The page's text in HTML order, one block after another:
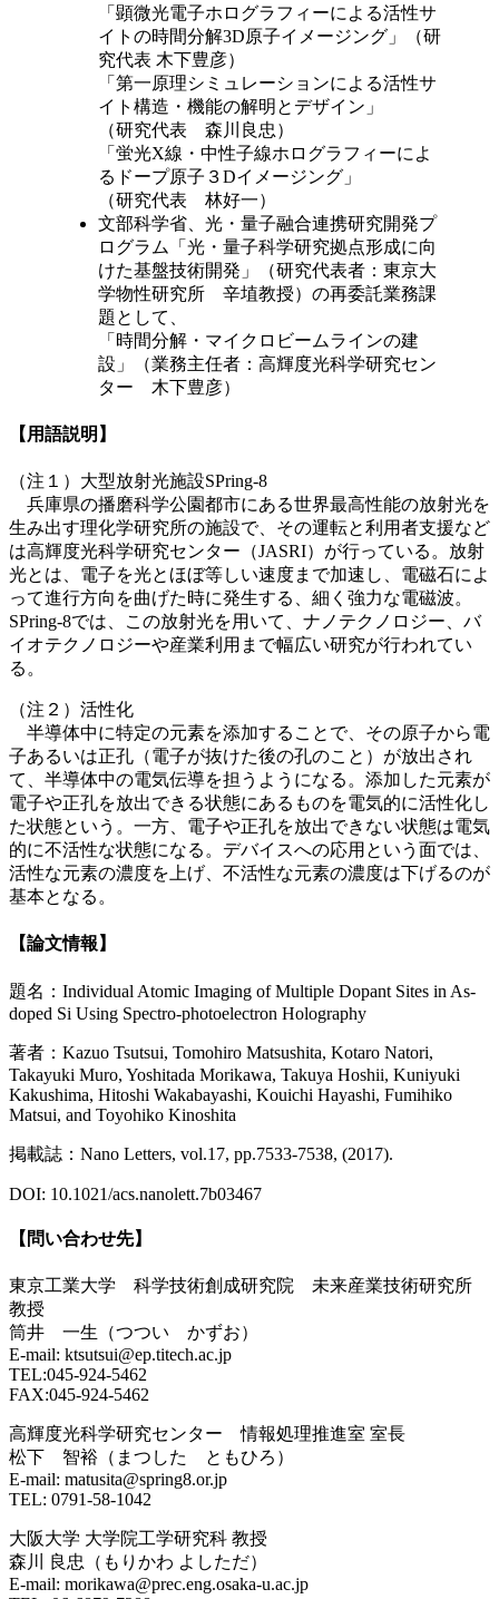
「顕微光電子ホログラフィーによる活性サ
イトの時間分解3D原子イメージング」（研
究代表 木下豊彦）
「第一原理シミュレーションによる活性サ
イト構造・機能の解明とデザイン」
（研究代表 森川良忠）
「蛍光X線・中性子線ホログラフィーによ
るドープ原子３Dイメージング」
（研究代表 林好一）
文部科学省、光・量子融合連携研究開発プ
ログラム「光・量子科学研究拠点形成に向
けた基盤技術開発」（研究代表者：東京大
学物性研究所 辛埴教授）の再委託業務課
題として、
「時間分解・マイクロビームラインの建
設」（業務主任者：高輝度光科学研究セン
ター 木下豊彦）
【用語説明】
（注１）大型放射光施設SPring-8
兵庫県の播磨科学公園都市にある世界最高性能の放射光を
生み出す理化学研究所の施設で、その運転と利用者支援など
は高輝度光科学研究センター（JASRI）が行っている。放射
光とは、電子を光とほぼ等しい速度まで加速し、電磁石によ
って進行方向を曲げた時に発生する、細く強力な電磁波。
SPring-8では、この放射光を用いて、ナノテクノロジー、バ
イオテクノロジーや産業利用まで幅広い研究が行われてい
る。
（注２）活性化
半導体中に特定の元素を添加することで、その原子から電
子あるいは正孔（電子が抜けた後の孔のこと）が放出され
て、半導体中の電気伝導を担うようになる。添加した元素が
電子や正孔を放出できる状態にあるものを電気的に活性化し
た状態という。一方、電子や正孔を放出できない状態は電気
的に不活性な状態になる。デバイスへの応用という面では、
活性な元素の濃度を上げ、不活性な元素の濃度は下げるのが
基本となる。
【論文情報】
題名：Individual Atomic Imaging of Multiple Dopant Sites in As-
doped Si Using Spectro-photoelectron Holography
著者：Kazuo Tsutsui, Tomohiro Matsushita, Kotaro Natori,
Takayuki Muro, Yoshitada Morikawa, Takuya Hoshii, Kuniyuki
Kakushima, Hitoshi Wakabayashi, Kouichi Hayashi, Fumihiko
Matsui, and Toyohiko Kinoshita
掲載誌：Nano Letters, vol.17, pp.7533-7538, (2017).
DOI: 10.1021/acs.nanolett.7b03467
【問い合わせ先】
東京工業大学 科学技術創成研究院 未来産業技術研究所
教授
筒井 一生（つつい かずお）
E-mail: ktsutsui@ep.titech.ac.jp
TEL:045-924-5462
FAX:045-924-5462
高輝度光科学研究センター 情報処理推進室 室長
松下 智裕（まつした ともひろ）
E-mail: matusita@spring8.or.jp
TEL: 0791-58-1042
大阪大学 大学院工学研究科 教授
森川 良忠（もりかわ よしただ）
E-mail: morikawa@prec.eng.osaka-u.ac.jp